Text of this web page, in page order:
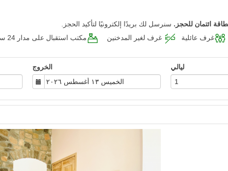
ائتمان للحجز. سنرسل لك بريدًا إلكترونيًا لتأكيد الحجز.
غرف عائلية غرف لغير المدخنين مكتب استقبال على مدار 24 ساعة
الخروج ليالي
Next